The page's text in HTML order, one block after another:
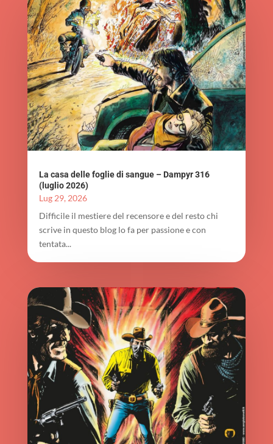
La casa delle foglie di sangue – Dampyr 316
(luglio 2026)
Lug 29, 2026
Difficile il mestiere del recensore e del resto chi
scrive in questo blog lo fa per passione e con
tentata...